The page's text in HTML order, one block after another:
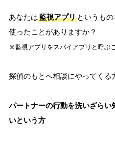
あなたは監視アプリというも
使ったことがありますか？
※監視アプリをスパイアプリと呼ぶ
探偵のもとへ相談にやってくる
パートナーの行動を洗いざら
いという方